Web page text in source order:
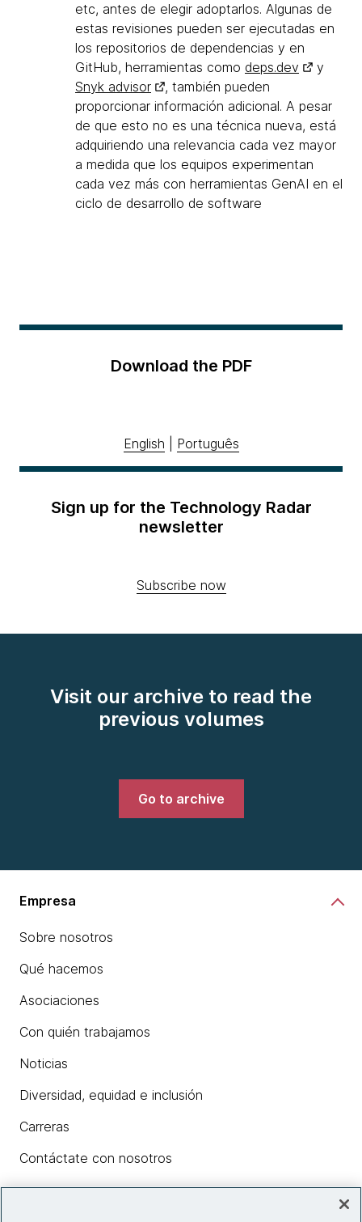
etc, antes de elegir adoptarlos. Algunas de
estas revisiones pueden ser ejecutadas en
los repositorios de dependencias y en
GitHub, herramientas como deps.dev
y
Snyk advisor
, también pueden
proporcionar información adicional. A pesar
de que esto no es una técnica nueva, está
adquiriendo una relevancia cada vez mayor
a medida que los equipos experimentan
cada vez más con herramientas GenAI en el
ciclo de desarrollo de software
Download the PDF
English Português
Sign up for the Technology Radar
newsletter
Subscribe now
Visit our archive to read the
previous volumes
Go to archive
Empresa
Sobre nosotros
Qué hacemos
Asociaciones
Con quién trabajamos
Noticias
Diversidad, equidad e inclusión
Carreras
Contáctate con nosotros